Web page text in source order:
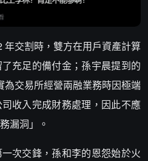
交割時，雙方在用戶資產計算
充足的備付金；孫宇晨提到的
為交易所經營兩融業務時因極端
收入完成財務處理，因此不應
漏洞」。
次交鋒，孫和李的恩怨始於火